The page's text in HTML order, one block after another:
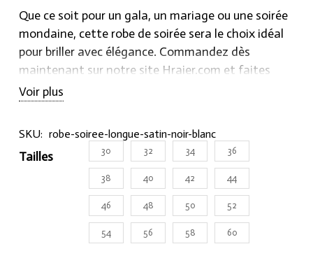
was:
399د.ت.
is:
299د.ت.
Que ce soit pour un gala, un mariage ou une soirée
mondaine, cette robe de soirée sera le choix idéal
pour briller avec élégance. Commandez dès
maintenant sur notre site Hraier.com et faites
sensation lors de votre prochain événement.
Voir plus
SKU: robe-soiree-longue-satin-noir-blanc
Tailles 30 32 34 36
38 40 42 44
46 48 50 52
54 56 58 60